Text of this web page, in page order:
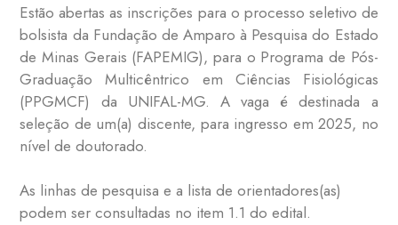
Estão abertas as inscrições para o processo seletivo de
bolsista da Fundação de Amparo à Pesquisa do Estado
de Minas Gerais (FAPEMIG), para o Programa de Pós-
Graduação Multicêntrico em Ciências Fisiológicas
(PPGMCF) da UNIFAL-MG. A vaga é destinada a
seleção de um(a) discente, para ingresso em 2025, no
nível de doutorado.
As linhas de pesquisa e a lista de orientadores(as)
podem ser consultadas no item 1.1 do edital.